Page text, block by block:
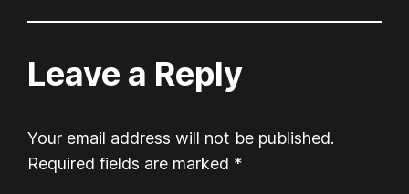
Leave a Reply
Your email address will not be published.
Required fields are marked *